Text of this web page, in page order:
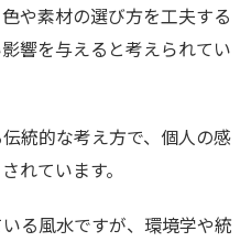
や素材の選び方を工夫する
響を与えると考えられてい
統的な考え方で、個人の感
れています。
る風水ですが、環境学や統